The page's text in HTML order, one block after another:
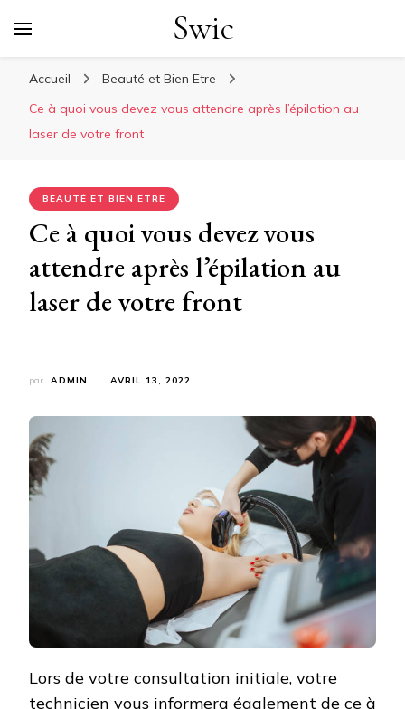
Swic
Accueil
Beauté et Bien Etre
Ce à quoi vous devez vous attendre après l’épilation au
laser de votre front
BEAUTÉ ET BIEN ETRE
Ce à quoi vous devez vous
attendre après l’épilation au
laser de votre front
par ADMIN AVRIL 13, 2022
Lors de votre consultation initiale, votre
technicien vous informera également de ce à